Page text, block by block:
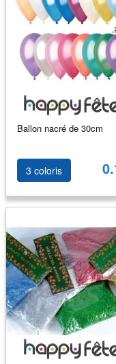
Ballon nacré de 30cm
3 coloris